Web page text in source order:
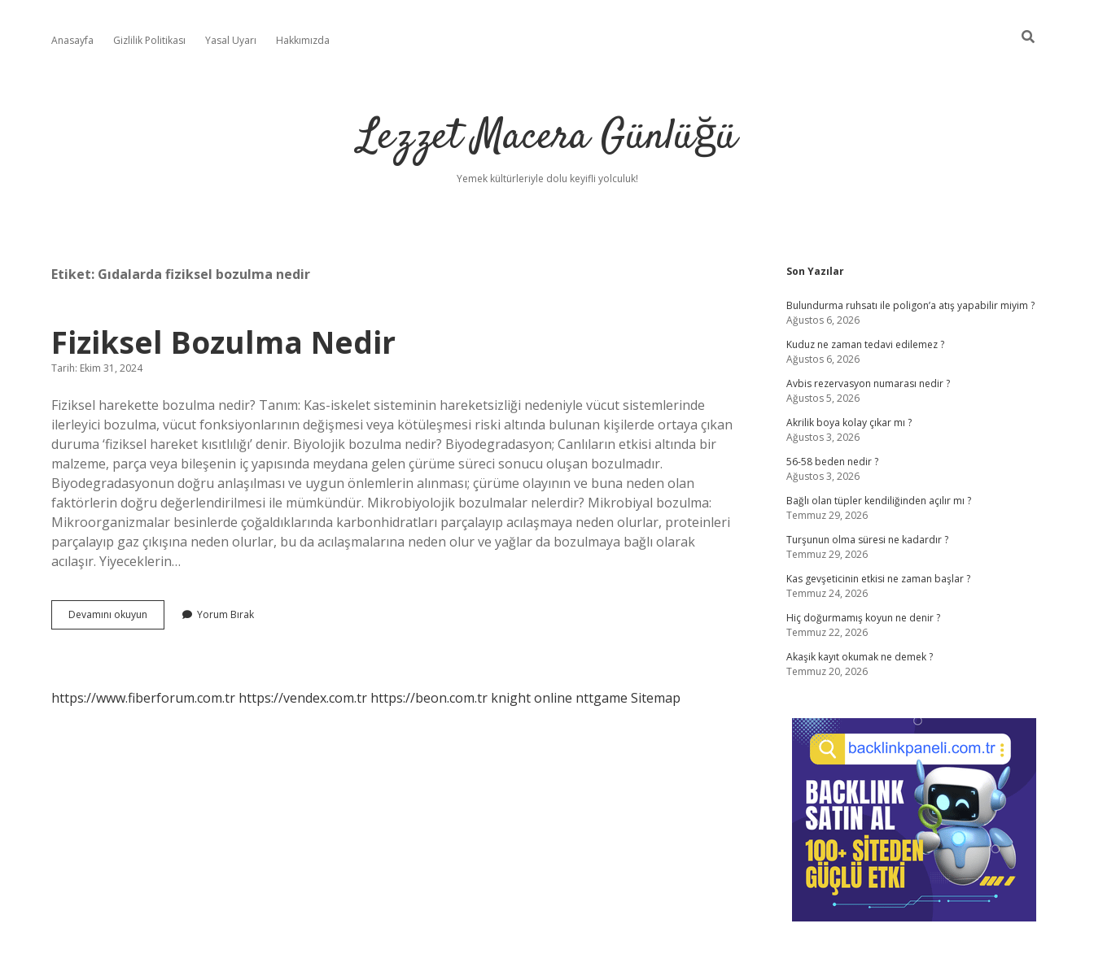
Anasayfa Gizlilik Politikası Yasal Uyarı Hakkımızda
Lezzet Macera Günlüğü
Yemek kültürleriyle dolu keyifli yolculuk!
Etiket: Gıdalarda fiziksel bozulma nedir
Fiziksel Bozulma Nedir
Tarih: Ekim 31, 2024
Fiziksel harekette bozulma nedir? Tanım: Kas-iskelet sisteminin hareketsizliği nedeniyle vücut sistemlerinde
ilerleyici bozulma, vücut fonksiyonlarının değişmesi veya kötüleşmesi riski altında bulunan kişilerde ortaya çıkan
duruma ‘fiziksel hareket kısıtlılığı’ denir. Biyolojik bozulma nedir? Biyodegradasyon; Canlıların etkisi altında bir
malzeme, parça veya bileşenin iç yapısında meydana gelen çürüme süreci sonucu oluşan bozulmadır.
Biyodegradasyonun doğru anlaşılması ve uygun önlemlerin alınması; çürüme olayının ve buna neden olan
faktörlerin doğru değerlendirilmesi ile mümkündür. Mikrobiyolojik bozulmalar nelerdir? Mikrobiyal bozulma:
Mikroorganizmalar besinlerde çoğaldıklarında karbonhidratları parçalayıp acılaşmaya neden olurlar, proteinleri
parçalayıp gaz çıkışına neden olurlar, bu da acılaşmalarına neden olur ve yağlar da bozulmaya bağlı olarak
acılaşır. Yiyeceklerin…
Devamını okuyun
Bozulma
Yorum Bırak
https://www.fiberforum.com.tr https://vendex.com.tr https://beon.com.tr knight online nttgame Sitemap
Sidebar
Son Yazılar
Bulundurma ruhsatı ile poligon’a atış yapabilir miyim ?
Ağustos 6, 2026
Kuduz ne zaman tedavi edilemez ?
Ağustos 6, 2026
Avbis rezervasyon numarası nedir ?
Ağustos 5, 2026
Akrilik boya kolay çıkar mı ?
Ağustos 3, 2026
56-58 beden nedir ?
Ağustos 3, 2026
Bağlı olan tüpler kendiliğinden açılır mı ?
Temmuz 29, 2026
Turşunun olma süresi ne kadardır ?
Temmuz 29, 2026
Kas gevşeticinin etkisi ne zaman başlar ?
Temmuz 24, 2026
Hiç doğurmamış koyun ne denir ?
Temmuz 22, 2026
Akaşik kayıt okumak ne demek ?
Temmuz 20, 2026